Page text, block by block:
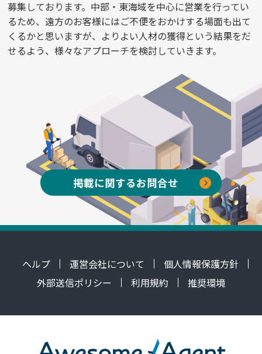
募集しております。中部・東海域を中心に営業を行ってい
るため、遠方のお客様にはご不便をおかけする場面も出て
くるかと思いますが、よりよい人材の獲得という結果をだ
せるよう、様々なアプローチを検討していきます。
掲載に関するお問合せ
ヘルプ 運営会社について
個人情報保護方針
外部送信ポリシー
利用規約 推奨環境